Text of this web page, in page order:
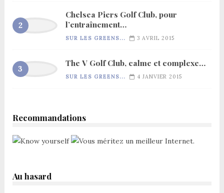
Chelsea Piers Golf Club, pour
l’entraînement…
SUR LES GREENS... 3 AVRIL 2015
The V Golf Club, calme et complexe…
SUR LES GREENS... 4 JANVIER 2015
Recommandations
Au hasard